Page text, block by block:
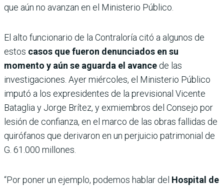
que aún no avanzan en el Ministerio Público.
El alto funcionario de la Contraloría citó a algunos de
estos casos que fueron denunciados en su
momento y aún se aguarda el avance de las
investigaciones. Ayer miércoles, el Ministerio Público
imputó a los expresidentes de la previsional Vicente
Bataglia y Jorge Brítez, y exmiembros del Consejo por
lesión de confianza, en el marco de las obras fallidas de
quirófanos que derivaron en un perjuicio patrimonial de
G. 61.000 millones.
“Por poner un ejemplo, podemos hablar del Hospital de